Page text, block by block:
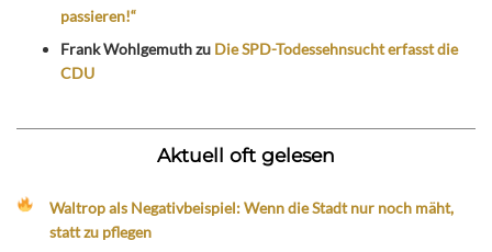
passieren!“
Frank Wohlgemuthzu Die SPD-Todessehnsucht erfasst die
CDU
Aktuell oft gelesen
Waltrop als Negativbeispiel: Wenn die Stadt nur noch mäht,
statt zu pflegen